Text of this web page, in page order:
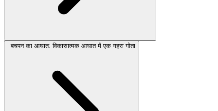
बचपन का आघात: विकासात्मक आघात में एक गहरा गोता